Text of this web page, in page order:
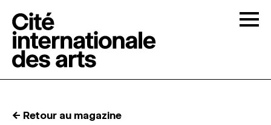
← Retour au magazine